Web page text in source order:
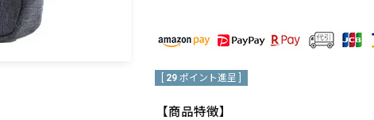
29 ポイント進呈 ]
【商品特徴】